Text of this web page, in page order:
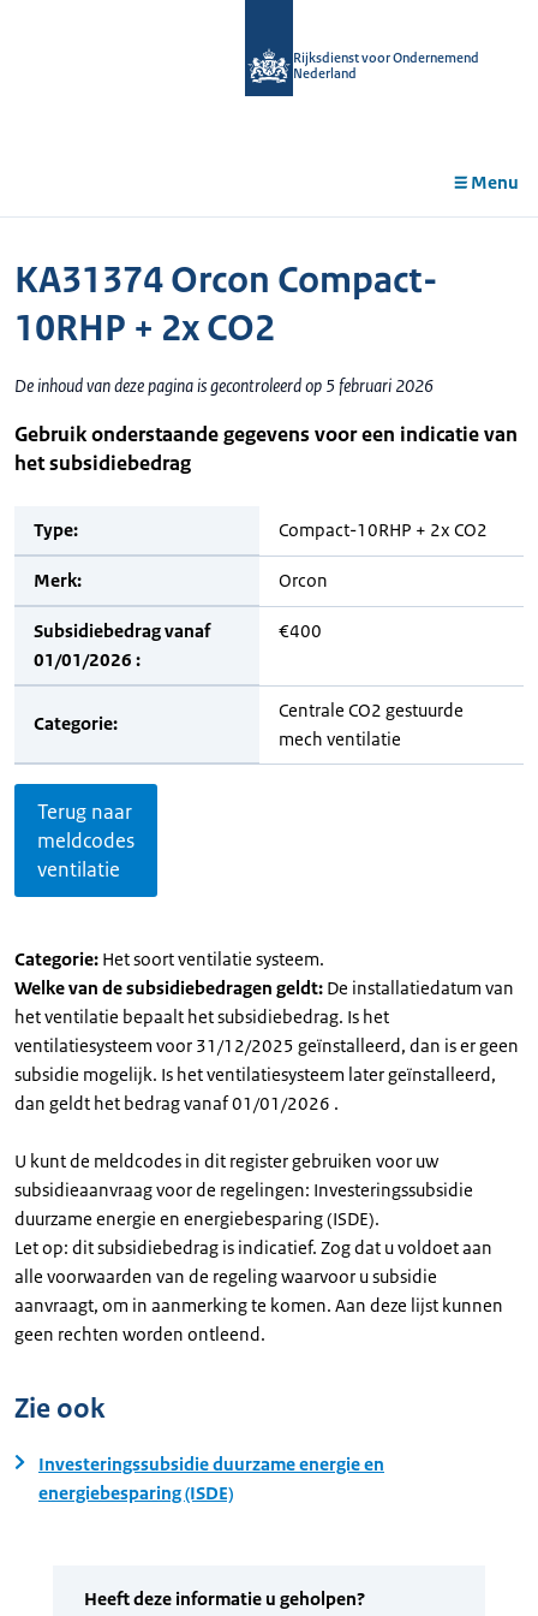
Rijksdienst voor Ondernemend
Nederland
Menu
KA31374 Orcon Compact-
10RHP + 2x CO2
De inhoud van deze pagina is gecontroleerd op 5 februari 2026
Gebruik onderstaande gegevens voor een indicatie van
het subsidiebedrag
Type: Compact-10RHP + 2x CO2
Merk: Orcon
Subsidiebedrag vanaf
01/01/2026 :
€400
Categorie:
Centrale CO2 gestuurde
mech ventilatie
Terug naar
meldcodes
ventilatie
Categorie: Het soort ventilatie systeem.
Welke van de subsidiebedragen geldt: De installatiedatum van
het ventilatie bepaalt het subsidiebedrag. Is het
ventilatiesysteem voor 31/12/2025 geïnstalleerd, dan is er geen
subsidie mogelijk. Is het ventilatiesysteem later geïnstalleerd,
dan geldt het bedrag vanaf 01/01/2026 .
U kunt de meldcodes in dit register gebruiken voor uw
subsidieaanvraag voor de regelingen: Investeringssubsidie
duurzame energie en energiebesparing (ISDE).
Let op: dit subsidiebedrag is indicatief. Zog dat u voldoet aan
alle voorwaarden van de regeling waarvoor u subsidie
aanvraagt, om in aanmerking te komen. Aan deze lijst kunnen
geen rechten worden ontleend.
Zie ook
Investeringssubsidie duurzame energie en
energiebesparing (ISDE)